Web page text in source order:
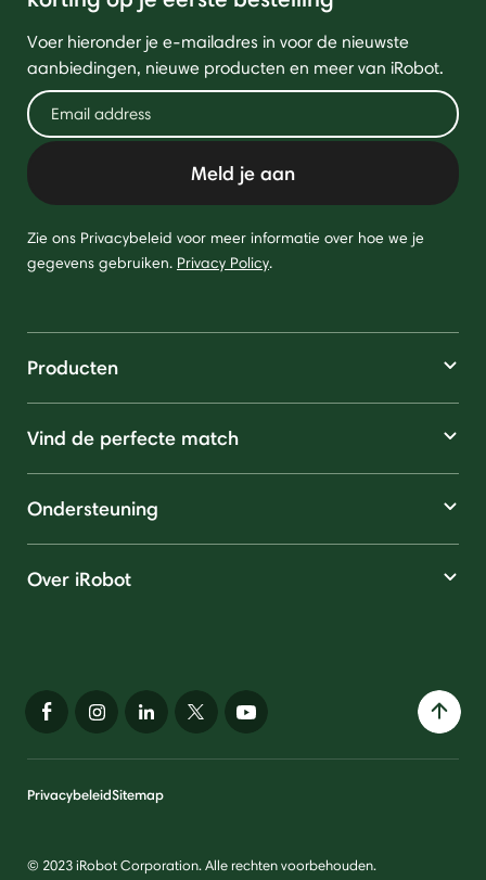
Voer hieronder je e-mailadres in voor de nieuwste
aanbiedingen, nieuwe producten en meer van iRobot.
Meld je aan
Zie ons Privacybeleid voor meer informatie over hoe we je
gegevens gebruiken. Privacy Policy.
Producten
Vind de perfecte match
Ondersteuning
Over iRobot
PrivacybeleidSitemap
© 2023 iRobot Corporation. Alle rechten voorbehouden.